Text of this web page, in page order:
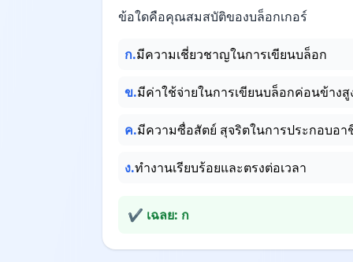
ข้อใดคือคุณสมสบัติของบล็อกเกอร์
ก.มีความเชี่ยวชาญในการเขียนบล็อก
ข.มีค่าใช้จ่ายในการเขียนบล็อกค่อนข้างสู
ค.มีความซื่อสัตย์ สุจริตในการประกอบอา
ง.ทำงานเรียบร้อยและตรงต่อเวลา
✔ เฉลย: ก